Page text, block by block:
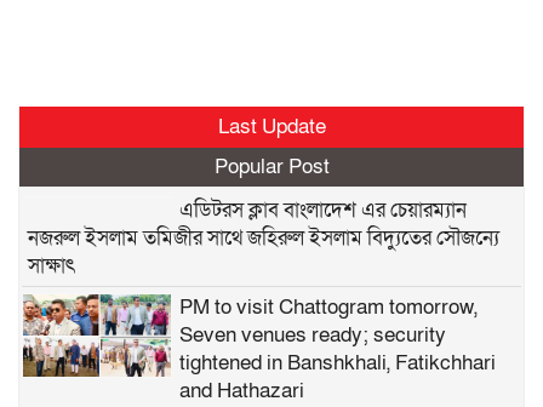
Last Update
Popular Post
এডিটরস ক্লাব বাংলাদেশ এর চেয়ারম্যান
নজরুল ইসলাম তমিজীর সাথে জহিরুল ইসলাম বিদ্যুতের সৌজন্যে
সাক্ষাৎ
PM to visit Chattogram tomorrow,
Seven venues ready; security
tightened in Banshkhali, Fatikchhari
and Hathazari